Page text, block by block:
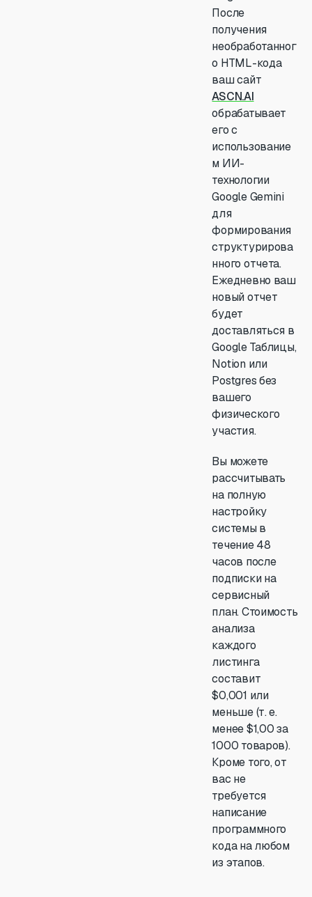
После
получения
необработанног
о HTML-кода
ваш сайт
ASCN.AI
обрабатывает
его с
использование
м ИИ-
технологии
Google Gemini
для
формирования
структурирова
нного отчета.
Ежедневно ваш
новый отчет
будет
доставляться в
Google Таблицы,
Notion или
Postgres без
вашего
физического
участия.
Вы можете
рассчитывать
на полную
настройку
системы в
течение 48
часов после
подписки на
сервисный
план. Стоимость
анализа
каждого
листинга
составит
$0,001 или
меньше (т. е.
менее $1,00 за
1000 товаров).
Кроме того, от
вас не
требуется
написание
программного
кода на любом
из этапов.